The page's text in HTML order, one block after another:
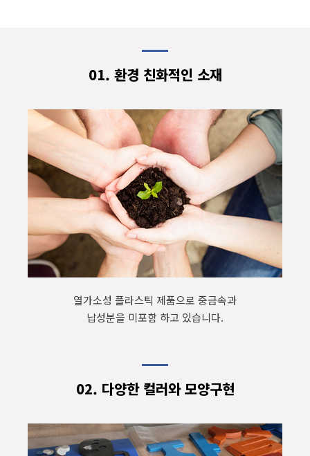
01. 환경 친화적인 소재
열가소성 플라스틱 제품으로 중금속과
납성분을 미포함 하고 있습니다.
02. 다양한 컬러와 모양구현